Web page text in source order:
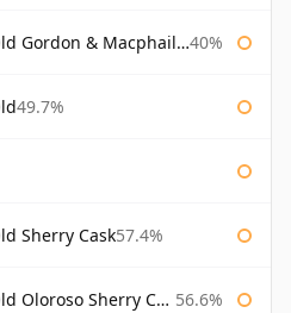
Macphail Connoisseurs Choice 40%
49.7%
Sherry Cask57.4%
Sherry Cask 56.6%